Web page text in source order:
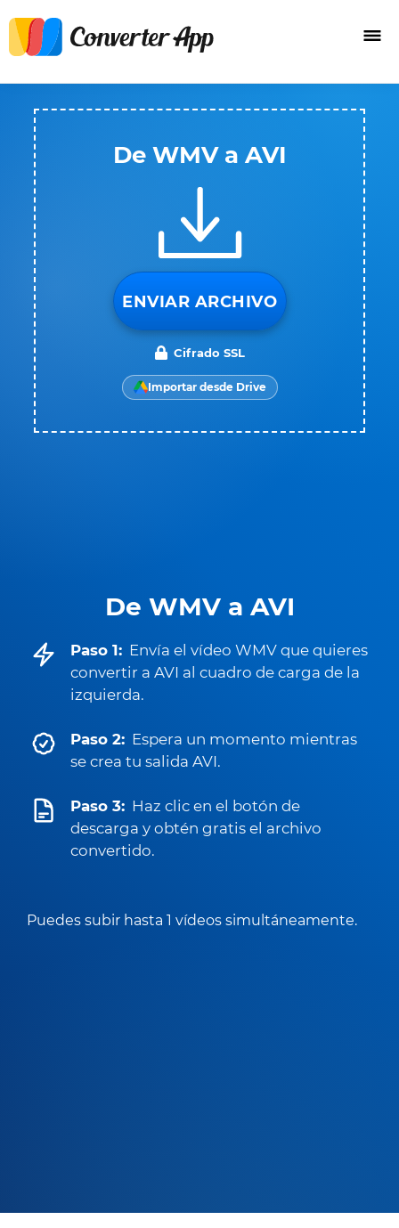
De WMV a AVI
Paso 1: Envía el vídeo WMV que quieres
convertir a AVI al cuadro de carga de la
izquierda.
Paso 2: Espera un momento mientras
se crea tu salida AVI.
Paso 3: Haz clic en el botón de
descarga y obtén gratis el archivo
convertido.
Puedes subir hasta 1 vídeos simultáneamente.
De WMV a AVI
ENVIAR ARCHIVO
Cifrado SSL
Importar desde Drive